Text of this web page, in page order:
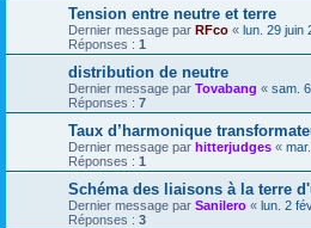
Tension entre neutre et terre
Dernier message par RFco « lun. 29 juin
Réponses : 1
distribution de neutre
Dernier message par Tovabang « sam.
Réponses : 7
Taux d’harmonique
Dernier message par hitterjudges «
Réponses : 1
Schéma des liaisons à la terre
Dernier message par Sanilero « lun. 2
Réponses : 3